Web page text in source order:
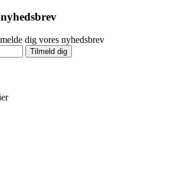
dig vores nyhedsbrev
Tilmeld dig